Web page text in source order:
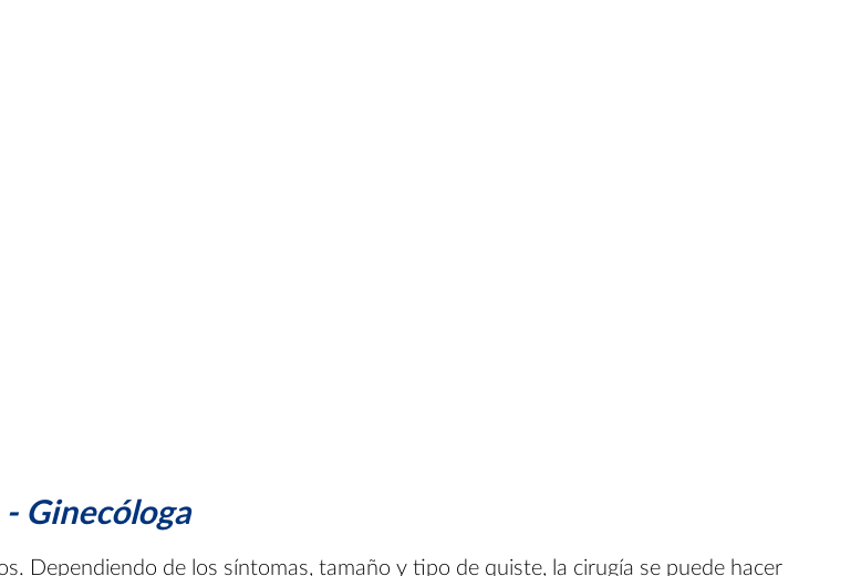
Ginecóloga
Dependiendo de los síntomas, tamaño y tipo de quiste, la cirugía se puede hacer